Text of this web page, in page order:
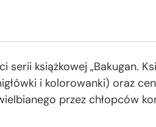
serii książkowej „Bakugan.
i kolorowanki) oraz
przez chłopców